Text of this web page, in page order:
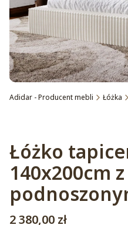
Adidar - Producent mebli Łóżka
Łóżko
140x200cm z
Cena
2 380,00 zł